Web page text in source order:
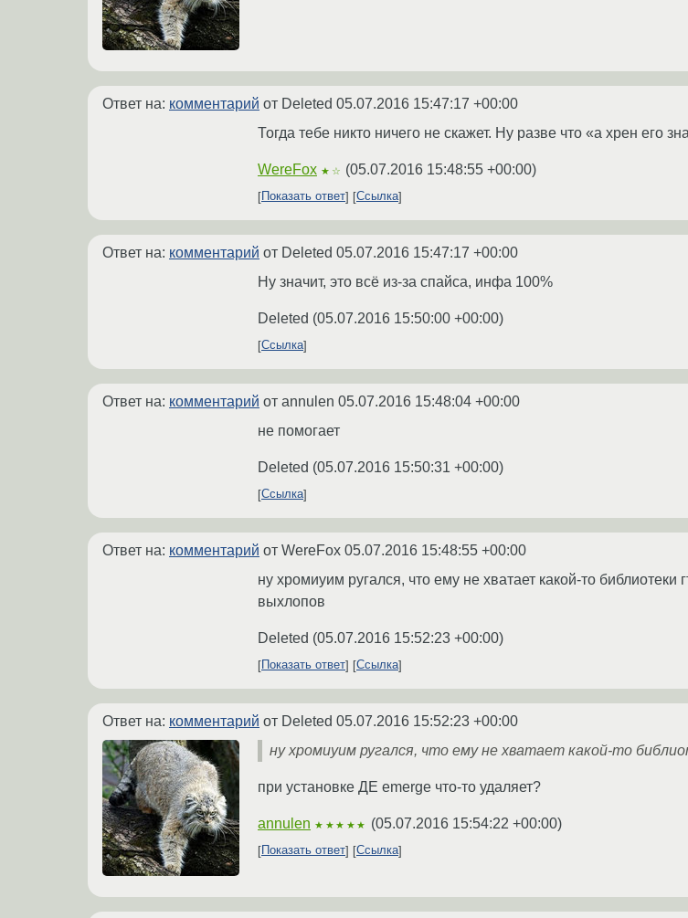
Ответ на: комментарий от Deleted 05.07.2016 15:47:17 +00:00
Тогда тебе никто ничего не скажет. Ну разве что «а хрен его
WereFox ★☆ (05.07.2016 15:48:55 +00:00)
Показать ответ Ссылка
Ответ на: комментарий от Deleted 05.07.2016 15:47:17 +00:00
Ну значит, это всё из-за спайса, инфа 100%
Deleted (05.07.2016 15:50:00 +00:00)
Ссылка
Ответ на: комментарий от annulen 05.07.2016 15:48:04 +00:00
не помогает
Deleted (05.07.2016 15:50:31 +00:00)
Ссылка
Ответ на: комментарий от WereFox 05.07.2016 15:48:55 +00:00
ну хромиуим ругался, что ему не хватает какой-то
выхлопов
Deleted (05.07.2016 15:52:23 +00:00)
Показать ответ Ссылка
Ответ на: комментарий от Deleted 05.07.2016 15:52:23 +00:00
ну хромиуим ругался, что ему не хватает какой-то
при установке ДЕ emerge что-то удаляет?
annulen ★★★★★ (05.07.2016 15:54:22 +00:00)
Показать ответ Ссылка